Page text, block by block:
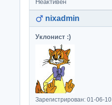
Неактивен
nixadmin
Уклонист :)
Зарегистрирован: 01-06-10